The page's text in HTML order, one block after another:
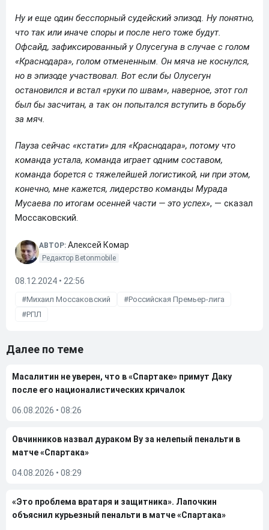
Ну и еще один бесспорный судейский эпизод. Ну понятно,
что так или иначе споры и после него тоже будут.
Офсайд, зафиксированный у Олусегуна в случае с голом
«Краснодара», голом отмененным. Он мяча не коснулся,
но в эпизоде участвовал. Вот если бы Олусегун
остановился и встал «руки по швам», наверное, этот гол
был бы засчитан, а так он попытался вступить в борьбу
за мяч.
Пауза сейчас «кстати» для «Краснодара», потому что
команда устала, команда играет одним составом,
команда борется с тяжелейшей логистикой, ни при этом,
конечно, мне кажется, лидерство команды Мурада
Мусаева по итогам осенней части — это успех», — сказал
Моссаковский.
АВТОР: Алексей Комар
Редактор Betonmobile
08.12.2024 • 22:56
Михаил Моссаковский
Российская Премьер-лига
РПЛ
Далее по теме
Масалитин не уверен, что в «Спартаке» примут Даку
после его националистических кричалок
06.08.2026 • 08:26
Овчинников назвал дураком Ву за нелепый пенальти в
матче «Спартака»
04.08.2026 • 08:29
«Это проблема вратаря и защитника». Лапочкин
объяснил курьезный пенальти в матче «Спартака»